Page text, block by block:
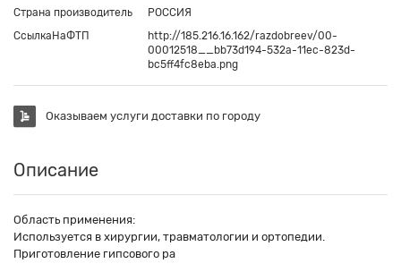
Страна производитель
РОССИЯ
СсылкаНаФТП
http://185.216.16.162/razdobreev/00-
00012518__bb73d194-532a-11ec-823d-
bc5ff4fc8eba.png
Оказываем услуги доставки по городу
Описание
Область применения:
Используется в хирургии, травматологии и ортопедии.
Приготовление гипсового ра